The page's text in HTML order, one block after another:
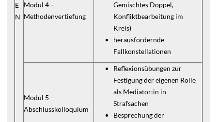
E
N
Modul 4 –
Methodenvertiefung
Gemischtes Doppel,
Konfliktbearbeitung im
Kreis)
herausfordernde
Fallkonstellationen
Modul 5 –
Abschlusskolloquium
Reflexionsübungen zur
Festigung der eigenen Rolle
als Mediator:in in
Strafsachen
Besprechung der